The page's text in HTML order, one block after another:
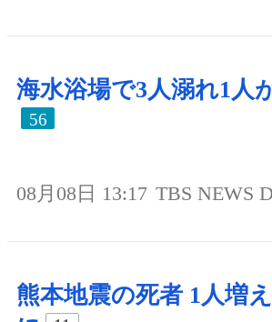
海水浴場で3人溺れ1人
56
08月08日 13:17 TBS NEWS
熊本地震の死者 1人増